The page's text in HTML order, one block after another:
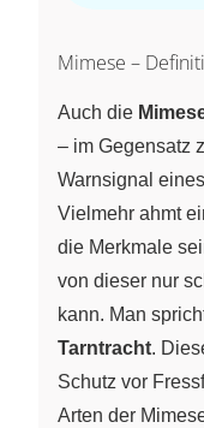
Mimese –
Auch die
– im Gegensatz
Warnsignal
Vielmehr ahmt
die Merkmale
von dieser nur
kann. Man
Tarntracht.
Schutz vor
Arten der